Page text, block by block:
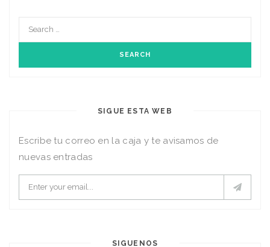
SIGUE ESTA WEB
Escribe tu correo en la caja y te avisamos de
nuevas entradas
SIGUENOS